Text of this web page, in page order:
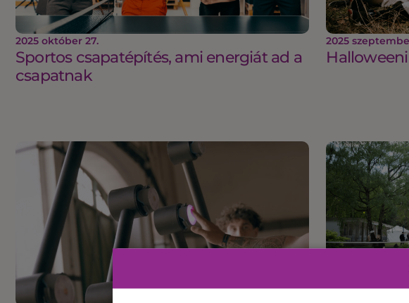
2025 október 27.
Sportos csapatépítés, ami energiát ad a
csapatnak
2025